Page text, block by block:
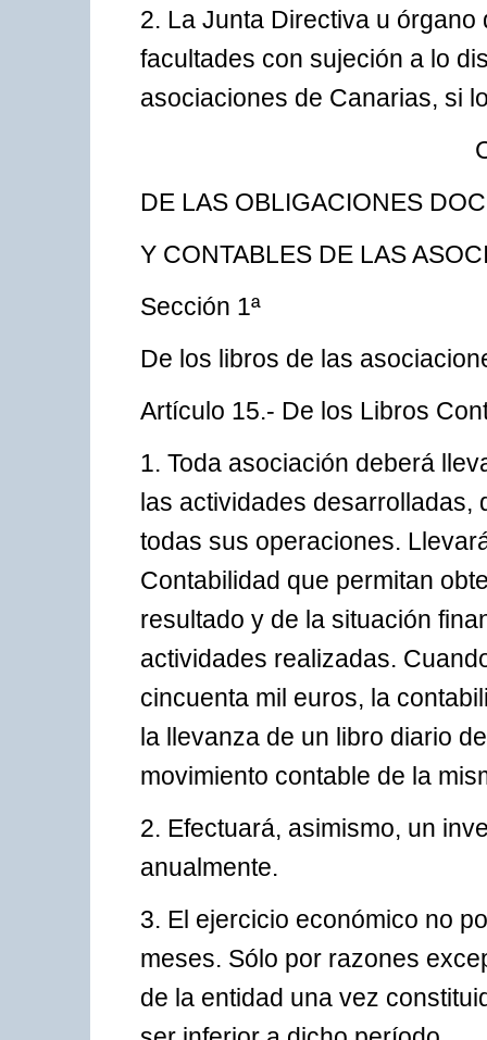
2. La Junta Directiva u
facultades con sujeción a lo
asociaciones de Canarias, si
DE LAS OBLIGACIONES
Y CONTABLES DE LAS
Sección 1ª
De los libros de las
Artículo 15.- De los Libros
1. Toda asociación deberá
las actividades desarrolladas,
todas sus operaciones.
Contabilidad que permitan
resultado y de la situación
actividades realizadas.
cincuenta mil euros, la
la llevanza de un libro diario
movimiento contable de la
2. Efectuará, asimismo, un
anualmente.
3. El ejercicio económico no
meses. Sólo por razones
de la entidad una vez